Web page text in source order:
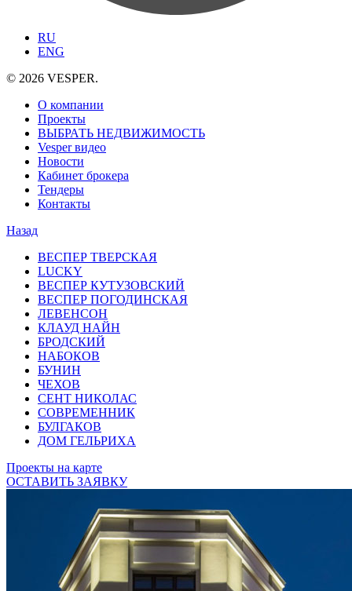
RU
ENG
© 2026 VESPER.
О компании
Проекты
ВЫБРАТЬ НЕДВИЖИМОСТЬ
Vesper видео
Новости
Кабинет брокера
Тендеры
Контакты
Назад
ВЕСПЕР ТВЕРСКАЯ
LUCKY
ВЕСПЕР КУТУЗОВСКИЙ
ВЕСПЕР ПОГОДИНСКАЯ
ЛЕВЕНСОН
КЛАУД НАЙН
БРОДСКИЙ
НАБОКОВ
БУНИН
ЧЕХОВ
СЕНТ НИКОЛАС
СОВРЕМЕННИК
БУЛГАКОВ
ДОМ ГЕЛЬРИХА
Проекты на карте
ОСТАВИТЬ ЗАЯВКУ